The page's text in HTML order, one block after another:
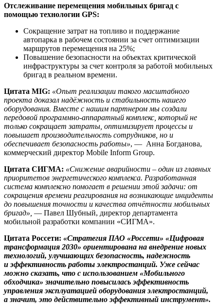
Отслеживание перемещения мобильных бригад с
помощью технологии GPS:
Сокращение затрат на топливо и поддержание
автопарка в рабочем состоянии за счет оптимизации
маршрутов перемещения на 25%;
Повышение безопасности на объектах критической
инфраструктуры за счет контроля за работой мобильных
бригад в реальном времени.
Цитата MIG: «Опыт реализации такого масштабного
проекта доказал надёжность и стабильность нашего
оборудования. Вместе с нашим партнером мы создали
передовой программно-аппаратный комплекс, который не
только сокращает затраты, оптимизирует процессы и
повышает производительность сотрудников, но и
обеспечивает безопасность работы», — Анна Богданова,
коммерческий директор Mobile Inform Group.
Цитата СИГМА: «Снижение аварийности – один из главных
приоритетов энергетического комплекса. Разработанная
система комплексно помогает в решении этой задачи: от
сокращения времени реагирования на возникающие инциденты
до повышения точности и качества отчётности мобильных
бригад», — Павел Шубный, директор департамента
мобильной разработки компании «СИГМА».
Цитата Россети: «Стратегия ПАО «Россети» «Цифровая
трансформация 2030» ориентирована на внедрение новых
технологий, улучшающих безопасность, надежность
и эффективность работы электростанций. Уже сейчас
можно сказать, что с использованием «Мобильного
обходчика» значительно повысилась эффективность
управления эксплуатацией оборудования электростанций,
а значит, это действительно эффективный инструмент».